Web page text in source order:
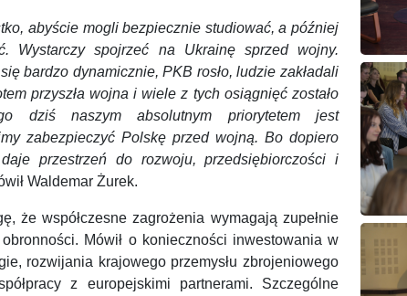
abyście mogli bezpiecznie studiować, a później
Wystarczy spojrzeć na Ukrainę sprzed wojny.
bardzo dynamicznie, PKB rosło, ludzie zakładali
przyszła wojna i wiele z tych osiągnięć zostało
dziś naszym absolutnym priorytetem jest
zabezpieczyć Polskę przed wojną. Bo dopiero
przestrzeń do rozwoju, przedsiębiorczości i
Waldemar Żurek.
że współczesne zagrożenia wymagają zupełnie
Mówił o konieczności inwestowania w
rozwijania krajowego przemysłu zbrojeniowego
z europejskimi partnerami. Szczególne